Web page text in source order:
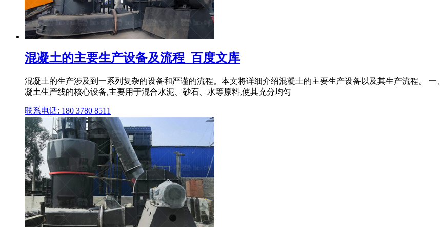
混凝土的主要生产设备及流程_百度文库
混凝土的生产涉及到一系列复杂的设备和严谨的流程。本文将详细介绍混凝土的主要生产设备以及其生产流程。 一
凝土生产线的核心设备,主要用于混合水泥、砂石、水等原料,使其充分均匀
联系电话: 180 3780 8511